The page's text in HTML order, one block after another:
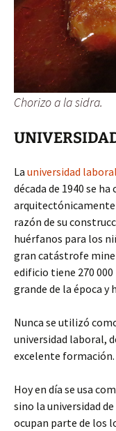
Chorizo a la sidra.
La universidad
década de 1940 se
arquitectónicamente
razón de su
huérfanos para los
gran catástrofe
edificio tiene 270
grande de la época y
Nunca se utilizó
universidad laboral,
excelente formación.
Hoy en día se usa
sino la universidad
ocupan parte de los